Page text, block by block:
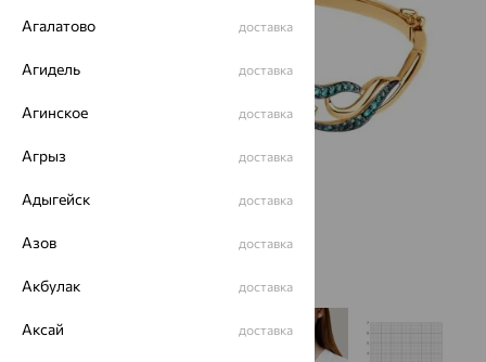
Агалатово доставка
Агидель доставка
Агинское доставка
Агрыз доставка
Адыгейск доставка
Азов доставка
Акбулак доставка
Аксай доставка